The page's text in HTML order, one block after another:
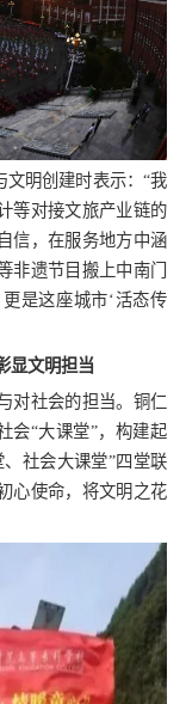
文明创建时表示：“我
等对接文旅产业链的
信，在服务地方中涵
非遗节目搬上中南门
是这座城市‘活态传
显文明担当
对社会的担当。铜仁
会“大课堂”，构建起
社会大课堂”四堂联
心使命，将文明之花